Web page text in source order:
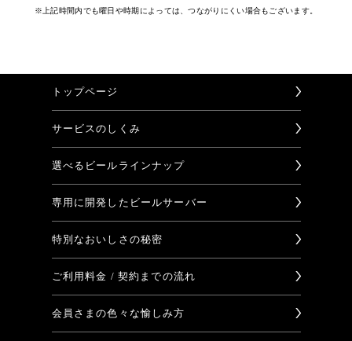
※上記時間内でも曜日や時期によっては、つながりにくい場合もございます。
トップページ
サービスのしくみ
選べるビールラインナップ
専用に開発したビールサーバー
特別なおいしさの秘密
ご利用料金 / 契約までの流れ
会員さまの色々な愉しみ方